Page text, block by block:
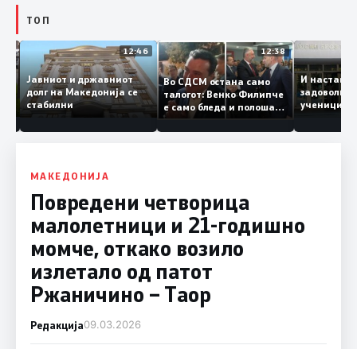
ТОП
12:47
ги
12:46
Јавниот и државниот
долг на Македонија се
стабилни
12:38
Во СДСМ остана само
талогот: Венко Филипче
е само бледа и полоша
копија дури и од Зоран
Заев
И
МАКЕДОНИЈА
Повредени четворица
малолетници и 21-годишно
момче, откако возило
излетало од патот
Ржаничино – Таор
Редакција09.03.2026